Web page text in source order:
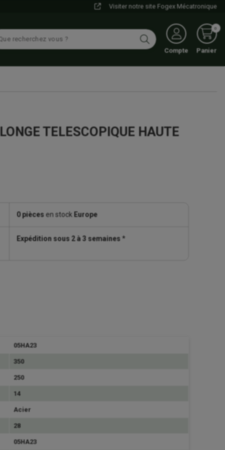
Visiter notre site Fogex Mécatronique
Compte
0
Panier
TELESCOPIQUE HAUTE
0 piècesen stock Europe
Expédition sous 2 à 3 semaines *
05HA23
350
250
14
Acier
28
05HA23